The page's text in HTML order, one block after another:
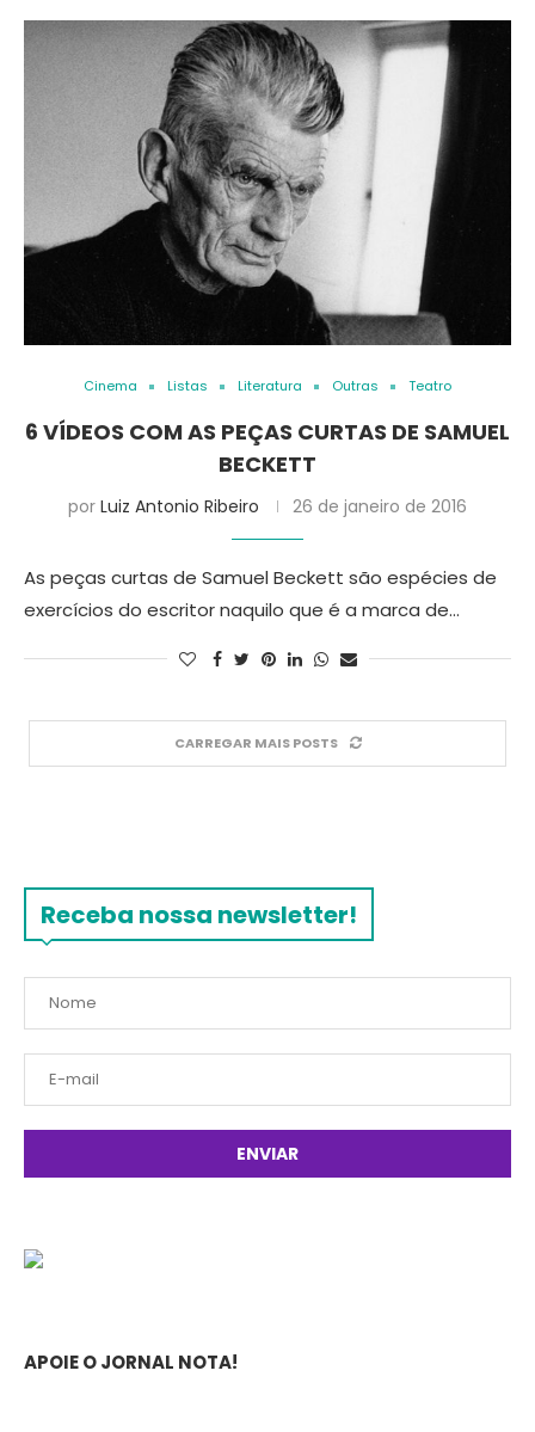
Cinema Listas Literatura Outras Teatro
6 VÍDEOS COM AS PEÇAS CURTAS DE SAMUEL
BECKETT
por Luiz Antonio Ribeiro 26 de janeiro de 2016
As peças curtas de Samuel Beckett são espécies de
exercícios do escritor naquilo que é a marca de…
CARREGAR MAIS POSTS
Receba nossa newsletter!
APOIE O JORNAL NOTA!